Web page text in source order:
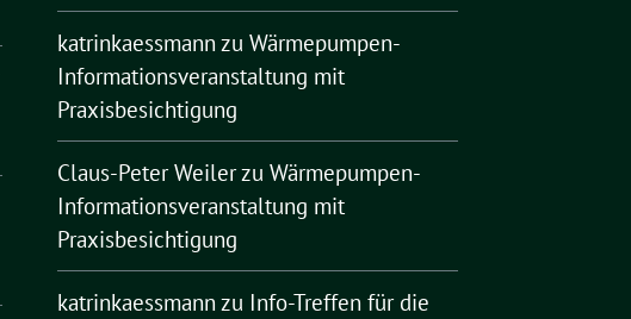
katrinkaessmann zu Wärmepumpen-
Informationsveranstaltung mit
Praxisbesichtigung
Claus-Peter Weilerzu Wärmepumpen-
Informationsveranstaltung mit
Praxisbesichtigung
katrinkaessmann zu Info-Treffen für die